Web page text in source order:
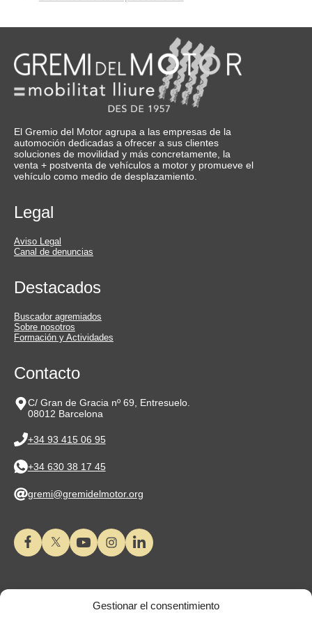
Gestionar el consentimiento
El Gremio del Motor agrupa a las empresas de la
automoción dedicadas a ofrecer a sus clientes
soluciones de movilidad y más concretamente, la
venta + postventa de vehículos a motor y promueve el
vehículo como medio de desplazamiento.
Legal
Aviso Legal
Canal de denuncias
Destacados
Buscador agremiados
Sobre nosotros
Formación y Actividades
Contacto
C/ Gran de Gracia nº 69, Entresuelo.
08012 Barcelona
+34 93 415 06 95
+34 630 38 17 45
gremi@gremidelmotor.org